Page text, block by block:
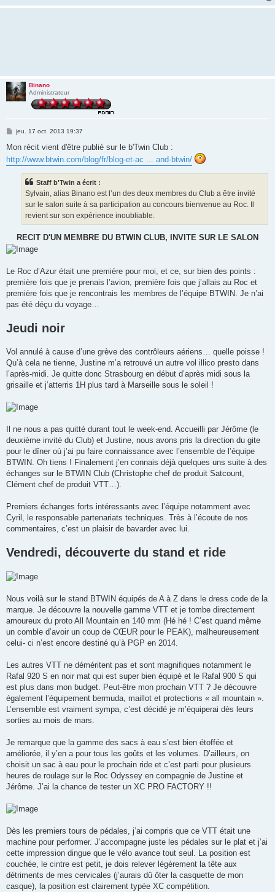
Binano
Administrateur
M
s
a
g
jeu. 17 oct. 2013 19:37
Mon récit vient d'être publié sur le b'Twin Club :
http://www.btwin.com/blog/fr/blog-et-ac ... and-btwin/
Staff b'Twin a écrit :
Sylvain, alias Binano est l’un des deux membres du Club a être invité
sur le salon suite à sa participation au concours bienvenue au Roc. Il
revient sur son expérience inoubliable.
RECIT D'UN MEMBRE DU BTWIN CLUB, INVITE SUR LE SALON
Le Roc d’Azur était une première pour moi, et ce, sur bien des points :
première fois que je prenais l’avion, première fois que j’allais au Roc et
première fois que je rencontrais les membres de l’équipe BTWIN. Je n’ai
pas été déçu du voyage…
Jeudi noir
Vol annulé à cause d’une grève des contrôleurs aériens… quelle poisse !
Qu’à cela ne tienne, Justine m’a retrouvé un autre vol illico presto dans
l’après-midi. Je quitte donc Strasbourg en début d’après midi sous la
grisaille et j’atterris 1H plus tard à Marseille sous le soleil !
Il ne nous a pas quitté durant tout le week-end. Accueilli par Jérôme (le
deuxième invité du Club) et Justine, nous avons pris la direction du gite
pour le dîner où j’ai pu faire connaissance avec l’ensemble de l’équipe
BTWIN. Oh tiens ! Finalement j’en connais déjà quelques uns suite à des
échanges sur le BTWIN Club (Christophe chef de produit Satcount,
Clément chef de produit VTT…).
Premiers échanges forts intéressants avec l’équipe notamment avec
Cyril, le responsable partenariats techniques. Très à l’écoute de nos
commentaires, c’est un plaisir de bavarder avec lui.
Vendredi, découverte du stand et ride
Nous voilà sur le stand BTWIN équipés de A à Z dans le dress code de la
marque. Je découvre la nouvelle gamme VTT et je tombe directement
amoureux du proto All Mountain en 140 mm (Hé hé ! C’est quand même
un comble d’avoir un coup de CŒUR pour le PEAK), malheureusement
celui- ci n’est encore destiné qu’à PGP en 2014.
Les autres VTT ne déméritent pas et sont magnifiques notamment le
Rafal 920 S en noir mat qui est super bien équipé et le Rafal 900 S qui
est plus dans mon budget. Peut-être mon prochain VTT ? Je découvre
également l’équipement bermuda, maillot et protections « all mountain ».
L’ensemble est vraiment sympa, c’est décidé je m’équiperai dès leurs
sorties au mois de mars.
Je remarque que la gamme des sacs à eau s’est bien étoffée et
améliorée, il y’en a pour tous les goûts et les volumes. D’ailleurs, on
choisit un sac à eau pour le prochain ride et c’est parti pour plusieurs
heures de roulage sur le Roc Odyssey en compagnie de Justine et
Jérôme. J’ai la chance de tester un XC PRO FACTORY !!
Dès les premiers tours de pédales, j’ai compris que ce VTT était une
machine pour performer. J’accompagne juste les pédales sur le plat et j’ai
cette impression dingue que le vélo avance tout seul. La position est
couchée, le cintre est petit, je dois relever légèrement la tête aux
détriments de mes cervicales (j’aurais dû ôter la casquette de mon
casque), la position est clairement typée XC compétition.